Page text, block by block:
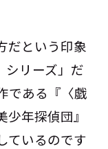
だという印象
シリーズ」だ
である『〈戯
年探偵団』
ているのです